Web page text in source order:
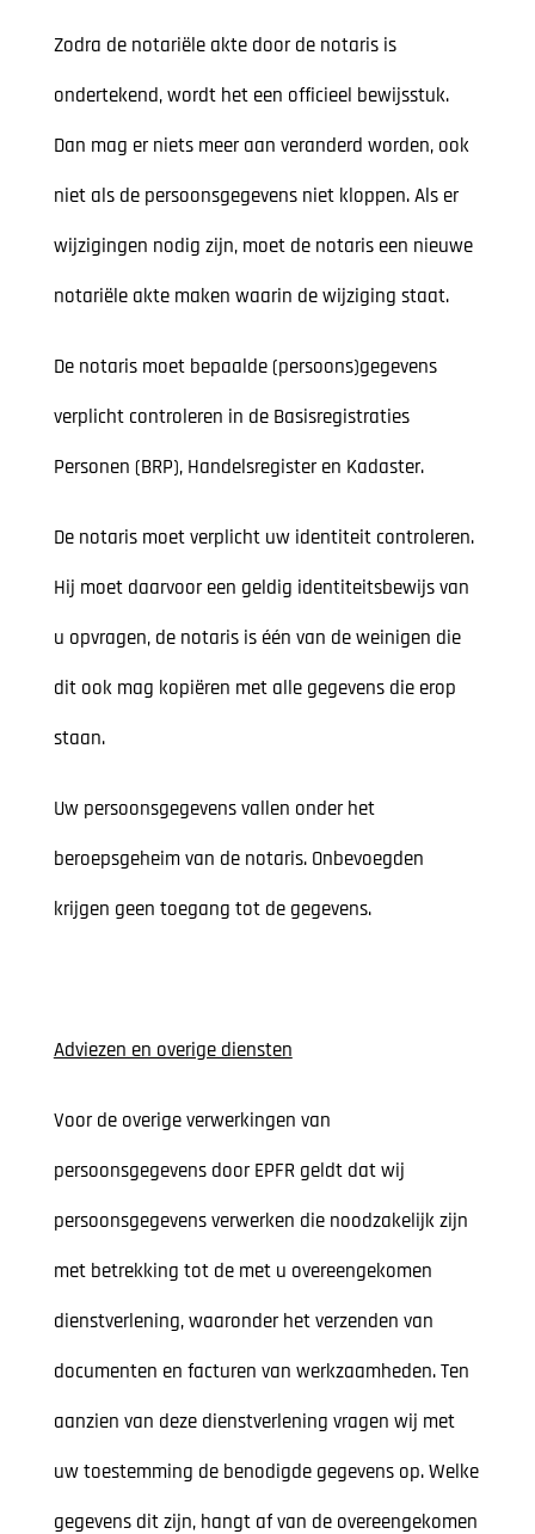
Zodra de notariële akte door de notaris is
ondertekend, wordt het een officieel bewijsstuk.
Dan mag er niets meer aan veranderd worden, ook
niet als de persoonsgegevens niet kloppen. Als er
wijzigingen nodig zijn, moet de notaris een nieuwe
notariële akte maken waarin de wijziging staat.
De notaris moet bepaalde (persoons)gegevens
verplicht controleren in de Basisregistraties
Personen (BRP), Handelsregister en Kadaster.
De notaris moet verplicht uw identiteit controleren.
Hij moet daarvoor een geldig identiteitsbewijs van
u opvragen, de notaris is één van de weinigen die
dit ook mag kopiëren met alle gegevens die erop
staan.
Uw persoonsgegevens vallen onder het
beroepsgeheim van de notaris. Onbevoegden
krijgen geen toegang tot de gegevens.
Adviezen en overige diensten
Voor de overige verwerkingen van
persoonsgegevens door EPFR geldt dat wij
persoonsgegevens verwerken die noodzakelijk zijn
met betrekking tot de met u overeengekomen
dienstverlening, waaronder het verzenden van
documenten en facturen van werkzaamheden. Ten
aanzien van deze dienstverlening vragen wij met
uw toestemming de benodigde gegevens op. Welke
gegevens dit zijn, hangt af van de overeengekomen